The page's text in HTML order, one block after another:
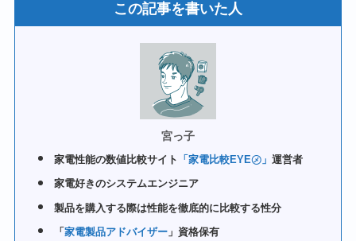
この記事を書いた人
宮っ子
家電性能の数値比較サイト 「家電比較EYE㋱」運営者
家電好きのシステムエンジニア
製品を購入する際は性能を徹底的に比較する性分
「家電製品アドバイザー 」資格保有